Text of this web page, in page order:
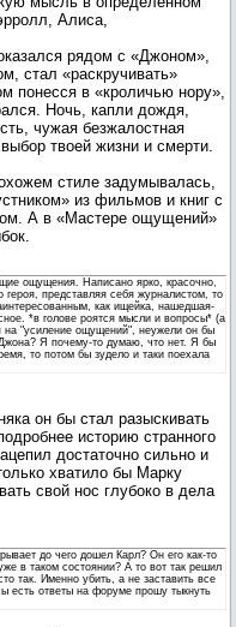
Алиса,
рядом с «Джоном»,
стал «раскручивать»
понесся в «кроличью нору»,
Ночь, капли дождя,
чужая безжалостная
твоей жизни и смерти.
стиле задумывалась,
из фильмов и книг с
А в «Мастере ощущений»
ощущения. Написано ярко, красочно,
героя, представляя себя журналистом, то
как ищейка, нашедшая-
*в голове роятся мысли и вопросы* (а
на "усиление ощущений", неужели он бы
Я почему-то думаю, что нет. Я бы
то потом бы зудело и таки поехала
он бы стал разыскивать
историю странного
достаточно сильно и
хватило бы Марку
свой нос глубоко в дела
до чего дошел Карл? Он его как-то
в таком состоянии? А то вот так решил
так. Именно убить, а не заставить все
есть ответы на форуме прошу тыкнуть